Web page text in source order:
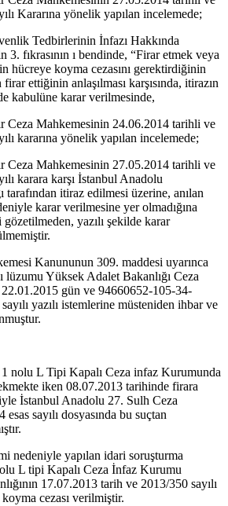
Kararına yönelik yapılan incelemede;
Tedbirlerinin İnfazı Hakkında
fıkrasının ı bendinde, “Firar etmek veya
hücreye koyma cezasını gerektirdiğinin
ettiğinin anlaşılması karşısında, itirazın
kabulüne karar verilmesinde,
Ceza Mahkemesinin 24.06.2014 tarihli ve
kararına yönelik yapılan incelemede;
Ceza Mahkemesinin 27.05.2014 tarihli ve
karara karşı İstanbul Anadolu
tarafından itiraz edilmesi üzerine, anılan
karar verilmesine yer olmadığına
yazılı şekilde karar
Kanununun 309. maddesi uyarınca
lüzumu Yüksek Adalet Bakanlığı Ceza
gün ve 94660652-105-34-
yazılı istemlerine müsteniden ihbar ve
nolu L Tipi Kapalı Ceza infaz Kurumunda
iken 08.07.2013 tarihinde firara
İstanbul Anadolu 27. Sulh Ceza
sayılı dosyasında bu suçtan
nedeniyle yapılan idari soruşturma
L tipi Kapalı Ceza İnfaz Kurumu
17.07.2013 tarih ve 2013/350 sayılı
cezası verilmiştir.